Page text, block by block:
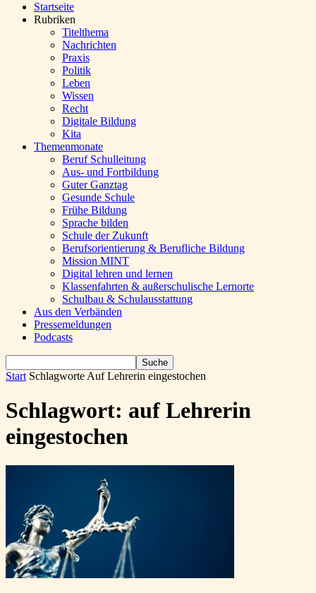
Startseite
Rubriken
Titelthema
Nachrichten
Praxis
Politik
Leben
Wissen
Recht
Digitale Bildung
Kita
Themenmonate
Beruf Schulleitung
Aus- und Fortbildung
Guter Ganztag
Gesunde Schule
Frühe Bildung
Sprache bilden
Schule der Zukunft
Berufsorientierung & Berufliche Bildung
Mission MINT
Digital lehren und lernen
Klassenfahrten & außerschulische Lernorte
Schulbau & Schulausstattung
Aus den Verbänden
Pressemeldungen
Podcasts
Start Schlagworte Auf Lehrerin eingestochen
Schlagwort: auf Lehrerin
eingestochen